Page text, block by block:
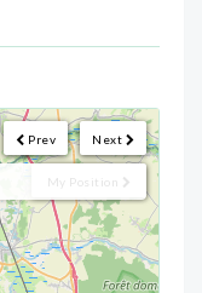
Next
Prev
My Position